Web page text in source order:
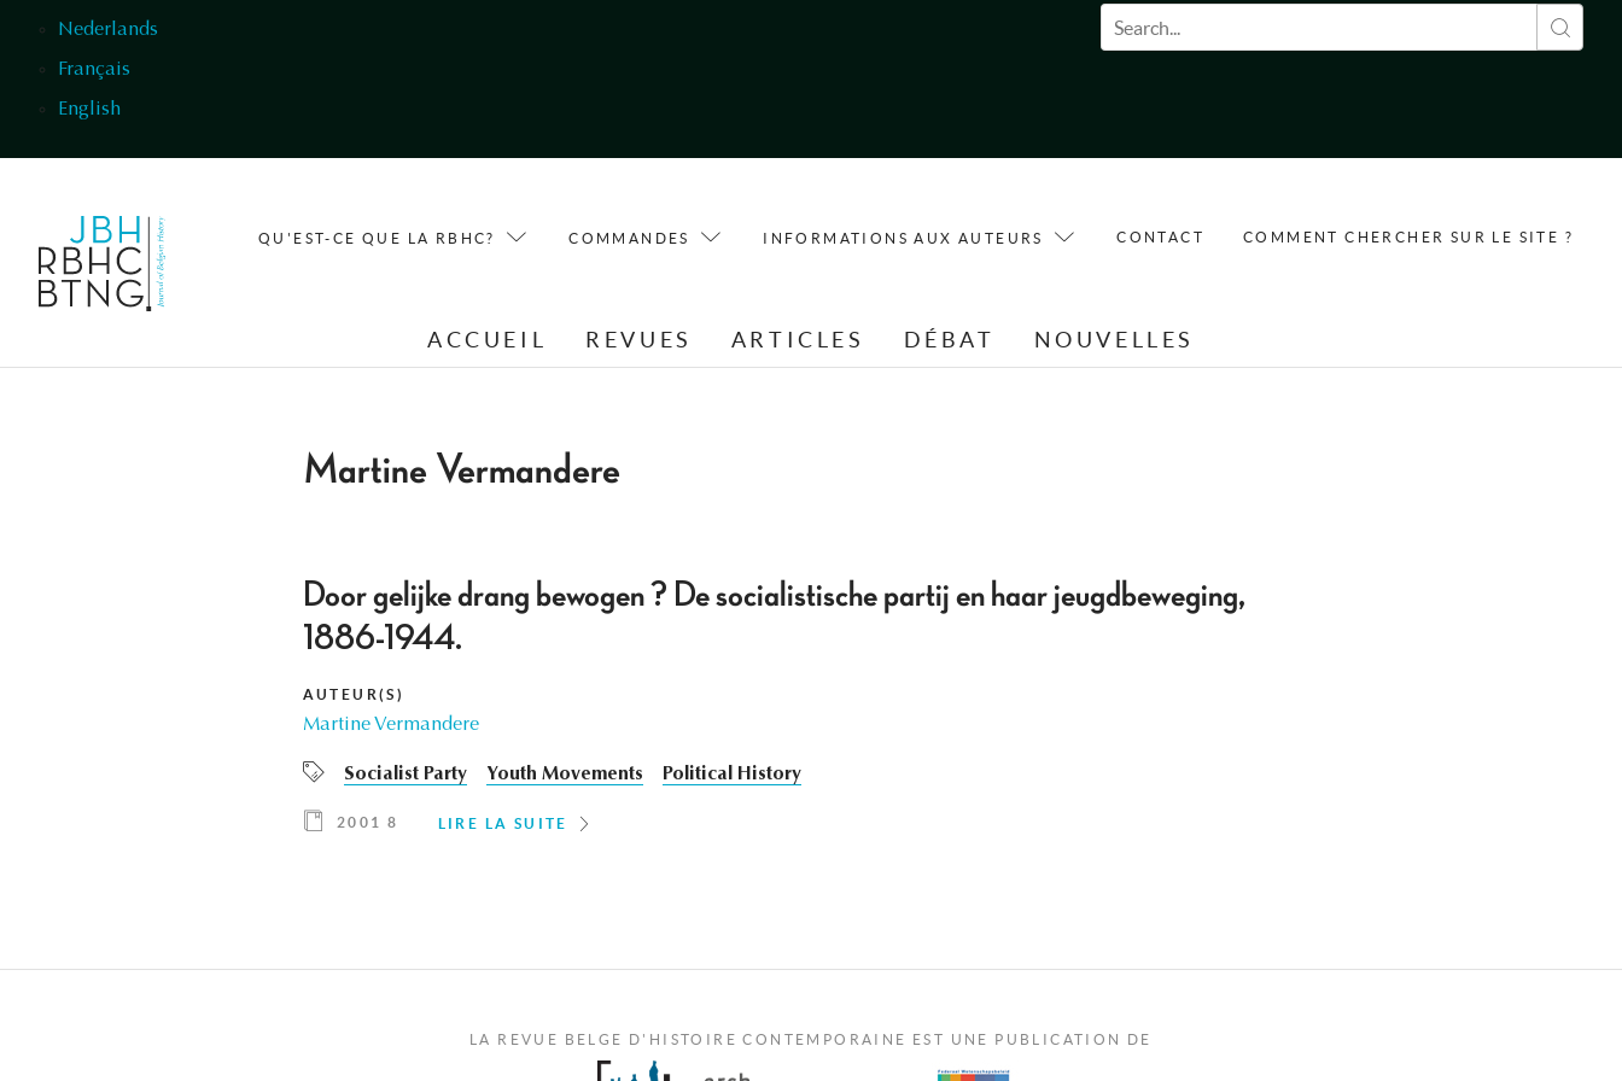
Nederlands
Français
English
Formulaire de recherche
QU'EST-CE QUE LA RBHC? COMMANDES INFORMATIONS AUX AUTEURS CONTACT COMMENT CHERCHER SUR LE SITE ?
ACCUEIL REVUES ARTICLES DÉBAT NOUVELLES
Martine Vermandere
Door gelijke drang bewogen ? De socialistische partij en haar jeugdbeweging,
1886-1944.
AUTEUR(S)
Martine Vermandere
Socialist Party Youth Movements Political History
2001 8 LIRE LA SUITE
LA REVUE BELGE D'HISTOIRE CONTEMPORAINE EST UNE PUBLICATION DE